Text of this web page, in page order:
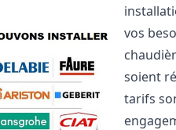
vos
soient
tarifs